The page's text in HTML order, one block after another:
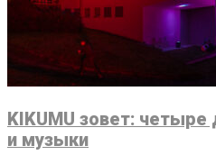
KIKUMU зовет: четыре
и музыки